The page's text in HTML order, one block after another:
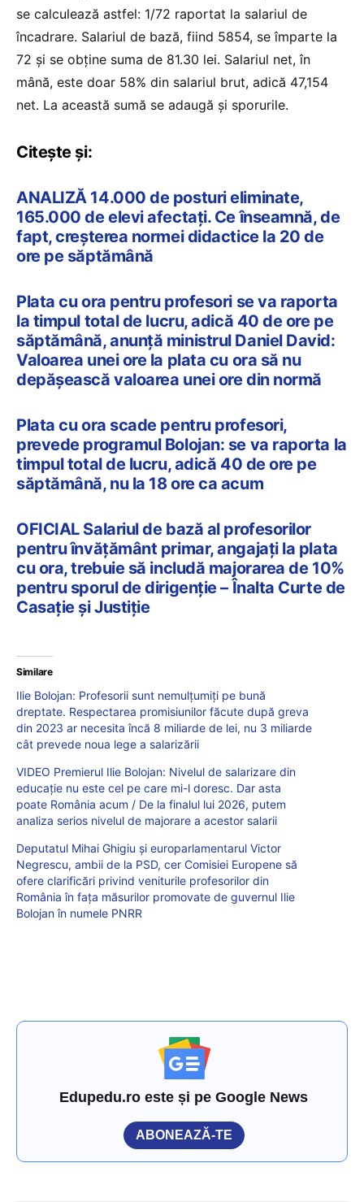
se calculează astfel: 1/72 raportat la salariul de
încadrare. Salariul de bază, fiind 5854, se împarte la
72 și se obține suma de 81.30 lei. Salariul net, în
mână, este doar 58% din salariul brut, adică 47,154
net. La această sumă se adaugă și sporurile.
Citește și:
ANALIZĂ 14.000 de posturi eliminate,
165.000 de elevi afectați. Ce înseamnă, de
fapt, creșterea normei didactice la 20 de
ore pe săptămână
Plata cu ora pentru profesori se va raporta
la timpul total de lucru, adică 40 de ore pe
săptămână, anunță ministrul Daniel David:
Valoarea unei ore la plata cu ora să nu
depășească valoarea unei ore din normă
Plata cu ora scade pentru profesori,
prevede programul Bolojan: se va raporta la
timpul total de lucru, adică 40 de ore pe
săptămână, nu la 18 ore ca acum
OFICIAL Salariul de bază al profesorilor
pentru învățământ primar, angajați la plata
cu ora, trebuie să includă majorarea de 10%
pentru sporul de dirigenție – Înalta Curte de
Casație și Justiție
Similare
Ilie Bolojan: Profesorii sunt nemulțumiți pe bună
dreptate. Respectarea promisiunilor făcute după greva
din 2023 ar necesita încă 8 miliarde de lei, nu 3 miliarde
cât prevede noua lege a salarizării
VIDEO Premierul Ilie Bolojan: Nivelul de salarizare din
educație nu este cel pe care mi-l doresc. Dar asta
poate România acum / De la finalul lui 2026, putem
analiza serios nivelul de majorare a acestor salarii
Deputatul Mihai Ghigiu și europarlamentarul Victor
Negrescu, ambii de la PSD, cer Comisiei Europene să
ofere clarificări privind veniturile profesorilor din
România în fața măsurilor promovate de guvernul Ilie
Bolojan în numele PNRR
Edupedu.ro este și pe Google News
ABONEAZĂ-TE